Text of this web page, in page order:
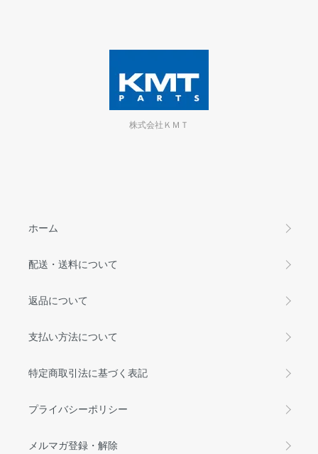
株式会社ＫＭＴ
ホーム
配送・送料について
返品について
支払い方法について
特定商取引法に基づく表記
プライバシーポリシー
メルマガ登録・解除